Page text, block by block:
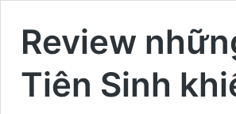
Review
Tiên Sinh